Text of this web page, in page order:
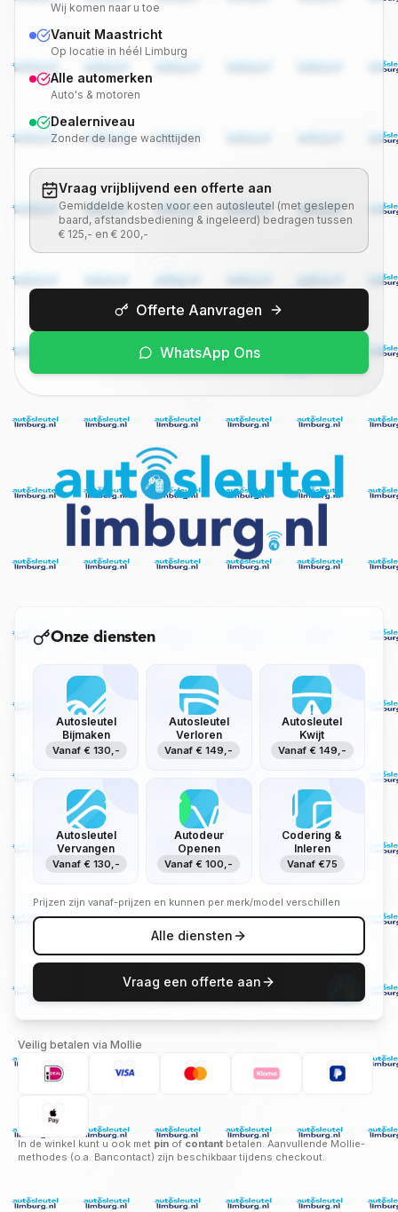
Wij komen naar u toe
Vanuit Maastricht
Op locatie in héél Limburg
Alle automerken
Auto's & motoren
Dealerniveau
Zonder de lange wachttijden
Vraag vrijblijvend een offerte aan
Gemiddelde kosten voor een autosleutel (met geslepen
baard, afstandsbediening & ingeleerd) bedragen tussen
€ 125,- en € 200,-
Offerte Aanvragen
WhatsApp Ons
Onze diensten
Autosleutel
Bijmaken
Vanaf € 130,-
Autosleutel
Verloren
Vanaf € 149,-
Autosleutel
Kwijt
Vanaf € 149,-
Autosleutel
Vervangen
Vanaf € 130,-
Autodeur
Openen
Vanaf € 100,-
Codering &
Inleren
Vanaf €75
Prijzen zijn vanaf-prijzen en kunnen per merk/model verschillen
Alle diensten
Vraag een offerte aan
Veilig betalen via Mollie
In de winkel kunt u ook met pin of contant betalen. Aanvullende Mollie-
methodes (o.a. Bancontact) zijn beschikbaar tijdens checkout.